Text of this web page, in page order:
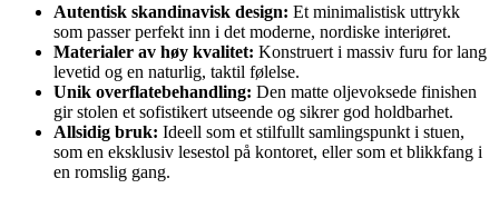
Autentisk skandinavisk design: Et minimalistisk uttrykk
som passer perfekt inn i det moderne, nordiske interiøret.
Materialer av høy kvalitet: Konstruert i massiv furu for lang
levetid og en naturlig, taktil følelse.
Unik overflatebehandling: Den matte oljevoksede finishen
gir stolen et sofistikert utseende og sikrer god holdbarhet.
Allsidig bruk: Ideell som et stilfullt samlingspunkt i stuen,
som en eksklusiv lesestol på kontoret, eller som et blikkfang i
en romslig gang.